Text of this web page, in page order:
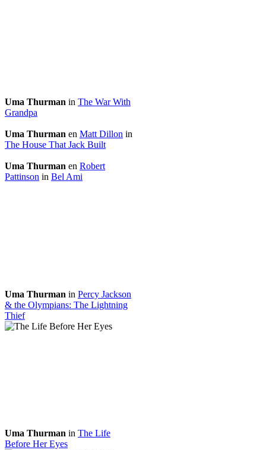
Uma Thurman in The War With
Grandpa
Uma Thurman en Matt Dillon in
The House That Jack Built
Uma Thurman en Robert
Pattinson in Bel Ami
Uma Thurman in Percy Jackson
& the Olympians: The Lightning
Thief
Uma Thurman in The Life
Before Her Eyes